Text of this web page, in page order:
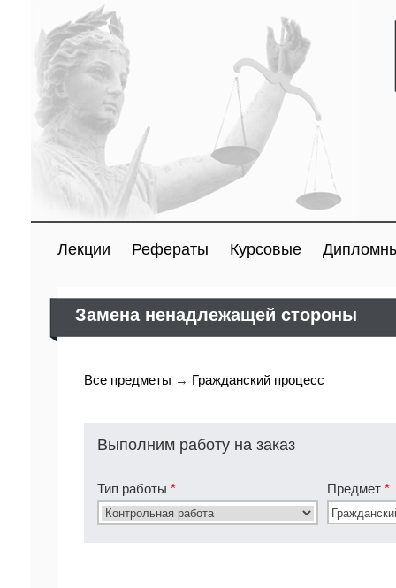
Лекции Рефераты Курсовые
Замена ненадлежащей стороны
Все предметы → Гражданский процесс
Выполним работу на заказ
Тип работы * Предмет *